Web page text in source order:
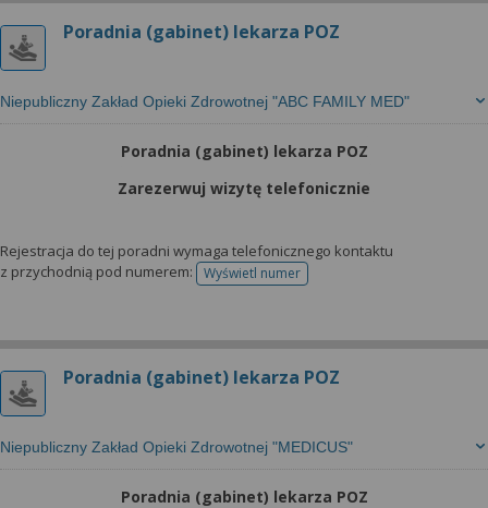
Poradnia (gabinet) lekarza POZ
Niepubliczny Zakład Opieki Zdrowotnej "ABC FAMILY MED"
Poradnia (gabinet) lekarza POZ
Zarezerwuj wizytę telefonicznie
Rejestracja do tej poradni wymaga telefonicznego kontaktu
z przychodnią pod numerem:
Wyświetl numertelefonu do rejestracji
Poradnia (gabinet) lekarza POZ
Niepubliczny Zakład Opieki Zdrowotnej "MEDICUS"
Poradnia (gabinet) lekarza POZ